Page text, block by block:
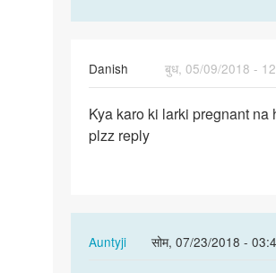
Danish
बुध, 05/09/2018 -
Kya
karo
Kya karo ki larki pregnant na
plzz reply
Auntyji
सोम, 07/23/2018 - 03:42
In